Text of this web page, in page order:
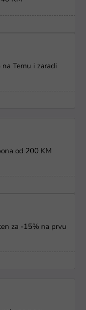
Temu i zaradi
od 200 KM
za -15% na prvu